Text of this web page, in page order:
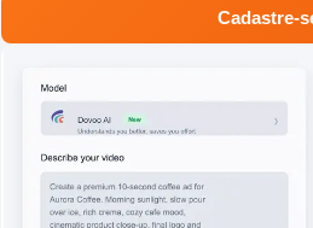
Cadastre-